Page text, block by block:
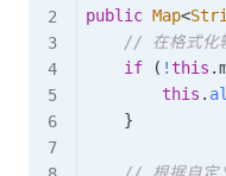
public Map<
// 在格式化
if
( ! this .
this .
}